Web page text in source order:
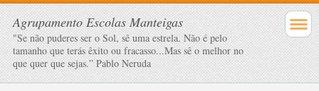
Agrupamento Escolas Manteigas
"Se não puderes ser o Sol, sê uma estrela. Não é pelo
tamanho que terás êxito ou fracasso...Mas sê o melhor no
que quer que sejas.” Pablo Neruda